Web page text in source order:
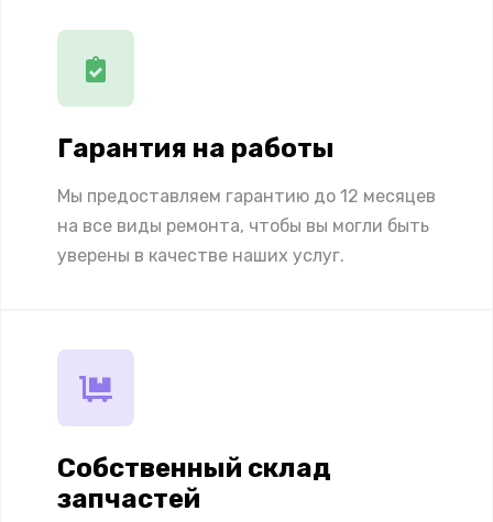
Гарантия на работы
Мы предоставляем гарантию до 12 месяцев
на все виды ремонта, чтобы вы могли быть
уверены в качестве наших услуг.
Собственный склад
запчастей